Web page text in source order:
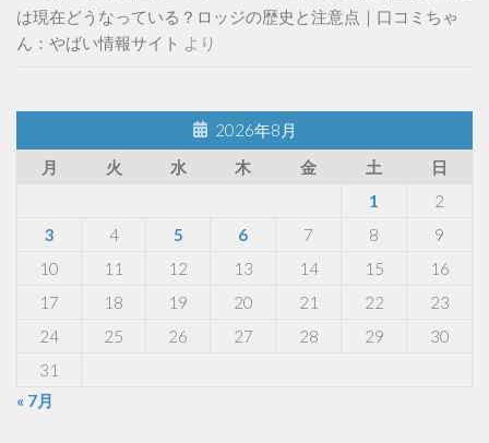
は現在どうなっている？ロッジの歴史と注意点｜口コミちゃ
ん：やばい情報サイト より
2026年8月
月
火 水 木 金 土
日
1
2
3
4 5 6 7 8
9
10
11 12 13 14 15
16
17
18 19 20 21 22
23
24
25 26 27 28 29
30
31
« 7月